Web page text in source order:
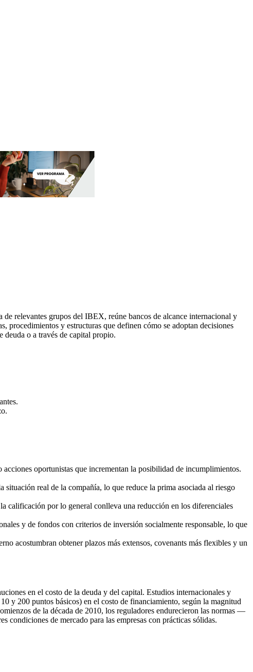
relevantes grupos del IBEX, reúne bancos de alcance internacional y
y estructuras que definen cómo se adoptan decisiones
deuda o a través de capital propio.
oportunistas que incrementan la posibilidad de incumplimientos.
real de la compañía, lo que reduce la prima asociada al riesgo
calificación por lo general conlleva una reducción en los diferenciales
y de fondos con criterios de inversión socialmente responsable, lo que
acostumbran obtener plazos más extensos, covenants más flexibles y un
en el costo de la deuda y del capital. Estudios internacionales y
y 200 puntos básicos) en el costo de financiamiento, según la magnitud
de la década de 2010, los reguladores endurecieron las normas —
de mercado para las empresas con prácticas sólidas.